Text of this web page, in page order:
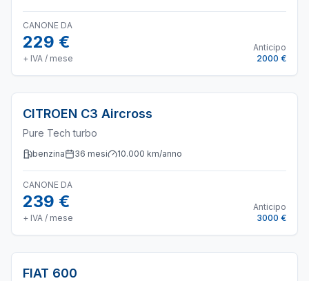
CANONE DA
229 €
+ IVA / mese
Anticipo
2000 €
CITROEN C3 Aircross
Pure Tech turbo
benzina 36 mesi 10.000 km/anno
CANONE DA
239 €
+ IVA / mese
Anticipo
3000 €
FIAT 600